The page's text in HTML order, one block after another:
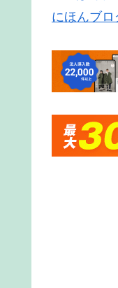
にほんブロ